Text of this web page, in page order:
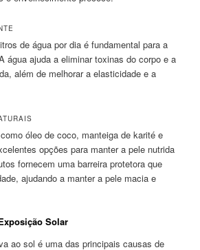
de água por dia é fundamental para a
água ajuda a eliminar toxinas do corpo e a
além de melhorar a elasticidade e a
óleo de coco, manteiga de karité e
opções para manter a pele nutrida
fornecem uma barreira protetora que
ajudando a manter a pele macia e
Solar
ao sol é uma das principais causas de